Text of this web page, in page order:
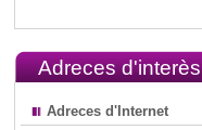
Adreces d'interès
Adreces d'Internet